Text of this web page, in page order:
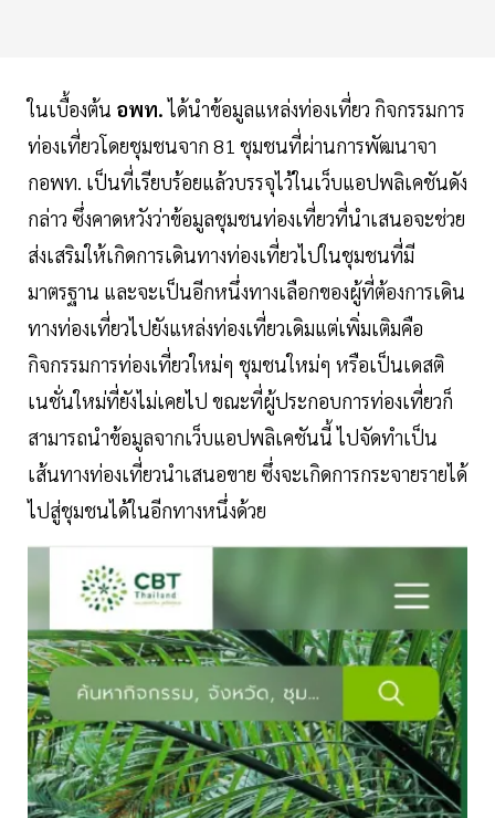
ในเบื้องต้น อพท.ได้นำข้อมูลแหล่งท่องเที่ยว กิจกรรมการ
ท่องเที่ยวโดยชุมชนจาก 81 ชุมชนที่ผ่านการพัฒนาจา
กอพท. เป็นที่เรียบร้อยแล้วบรรจุไว้ในเว็บแอปพลิเคชันดัง
กล่าว ซึ่งคาดหวังว่าข้อมูลชุมชนท่องเที่ยวที่นำเสนอจะช่วย
ส่งเสริมให้เกิดการเดินทางท่องเที่ยวไปในชุมชนที่มี
มาตรฐาน และจะเป็นอีกหนึ่งทางเลือกของผู้ที่ต้องการเดิน
ทางท่องเที่ยวไปยังแหล่งท่องเที่ยวเดิมแต่เพิ่มเติมคือ
กิจกรรมการท่องเที่ยวใหม่ๆ ชุมชนใหม่ๆ หรือเป็นเดสติ
เนชั่นใหม่ที่ยังไม่เคยไป ขณะที่ผู้ประกอบการท่องเที่ยวก็
สามารถนำข้อมูลจากเว็บแอปพลิเคชันนี้ ไปจัดทำเป็น
เส้นทางท่องเที่ยวนำเสนอขาย ซึ่งจะเกิดการกระจายรายได้
ไปสู่ชุมชนได้ในอีกทางหนึ่งด้วย